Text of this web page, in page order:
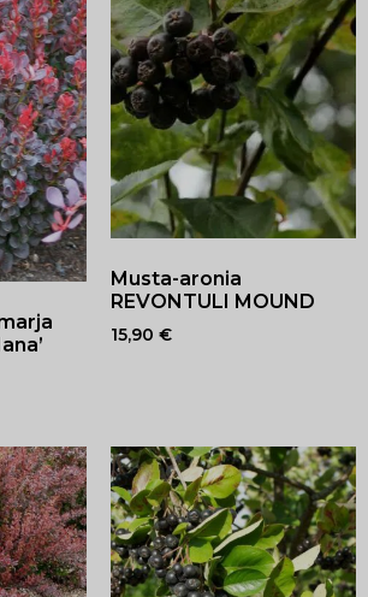
Musta-aronia
REVONTULI MOUND
15,90 €